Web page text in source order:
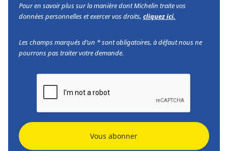
Pour en savoir plus sur la manière dont Michelin traite vos
données personnelles et exercer vos droits,cliquez ici.
Les champs marqués d’un * sont obligatoires, à défaut nous ne
pourrons pas traiter votre demande.
Vous abonner